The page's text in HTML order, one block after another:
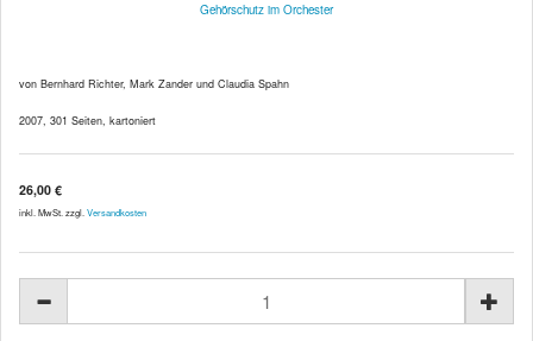
Gehörschutz im Orchester
von Bernhard Richter, Mark Zander und Claudia Spahn
2007, 301 Seiten, kartoniert
26,00 €
inkl. MwSt. zzgl. Versandkosten